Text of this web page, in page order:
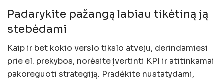
Padarykite pažangą labiau tikėtiną ją
stebėdami
Kaip ir bet kokio verslo tikslo atveju, derindamiesi
prie el. prekybos, norėsite įvertinti KPI ir atitinkamai
pakoreguoti strategiją. Pradėkite nustatydami,